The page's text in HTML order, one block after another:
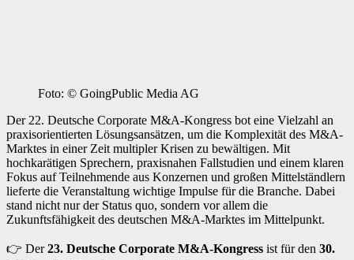
Foto: © GoingPublic Media AG
Der 22. Deutsche Corporate M&A-Kongress bot eine Vielzahl an
praxisorientierten Lösungsansätzen, um die Komplexität des M&A-
Marktes in einer Zeit multipler Krisen zu bewältigen. Mit
hochkarätigen Sprechern, praxisnahen Fallstudien und einem klaren
Fokus auf Teilnehmende aus Konzernen und großen Mittelständlern
lieferte die Veranstaltung wichtige Impulse für die Branche. Dabei
stand nicht nur der Status quo, sondern vor allem die
Zukunftsfähigkeit des deutschen M&A-Marktes im Mittelpunkt.
👉 Der23. Deutsche Corporate M&A-Kongress ist für den 30.